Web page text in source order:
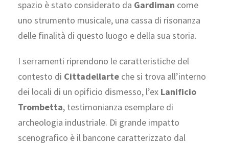
spazio è stato considerato da Gardiman come
uno strumento musicale, una cassa di risonanza
delle finalità di questo luogo e della sua storia.
I serramenti riprendono le caratteristiche del
contesto di Cittadellarte che si trova all’interno
dei locali di un opificio dismesso, l’ex Lanificio
Trombetta, testimonianza esemplare di
archeologia industriale. Di grande impatto
scenografico è il bancone caratterizzato dal